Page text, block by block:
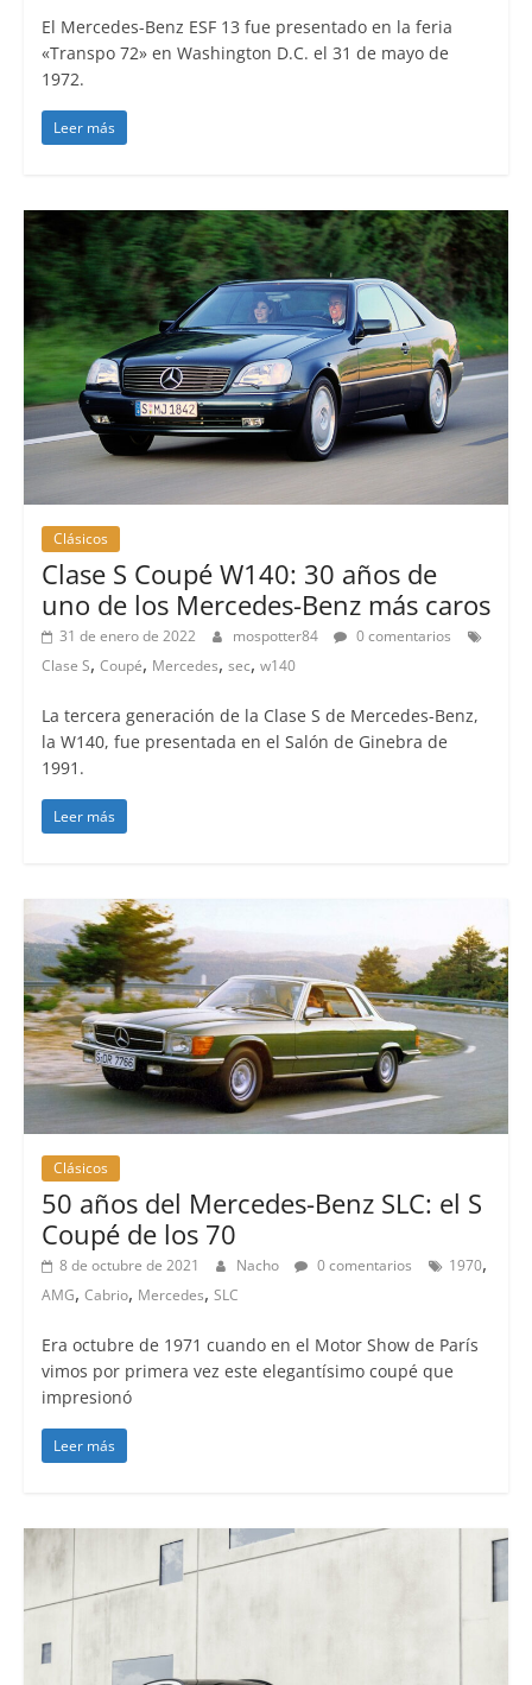
El Mercedes-Benz ESF 13 fue presentado en la feria
«Transpo 72» en Washington D.C. el 31 de mayo de
1972.
Leer más
Clásicos
Clase S Coupé W140: 30 años de
uno de los Mercedes-Benz más caros
31 de enero de 2022 mospotter84
0 comentarios
Clase S, Coupé, Mercedes, sec, w140
La tercera generación de la Clase S de Mercedes-Benz,
la W140, fue presentada en el Salón de Ginebra de
1991.
Leer más
Clásicos
50 años del Mercedes-Benz SLC: el S
Coupé de los 70
8 de octubre de 2021 Nacho 0 comentarios 1970,
AMG, Cabrio, Mercedes, SLC
Era octubre de 1971 cuando en el Motor Show de París
vimos por primera vez este elegantísimo coupé que
impresionó
Leer más